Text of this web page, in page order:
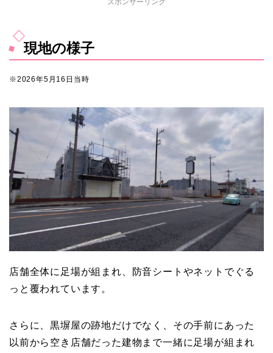
スポンサーリンク
現地の様子
※2026年5月16日当時
店舗全体に足場が組まれ、防音シートやネットでぐる
っと覆われています。
さらに、黒塀屋の跡地だけでなく、その手前にあった
以前から空き店舗だった建物まで一緒に足場が組まれ